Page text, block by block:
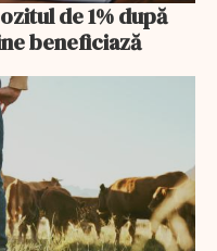
de 1% după
beneficiază